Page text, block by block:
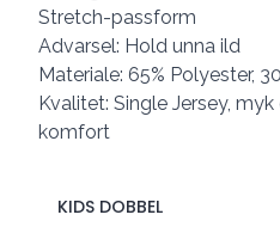
Stretch-passform
Advarsel: Hold unna ild
Materiale: 65% Polyester,
Kvalitet: Single Jersey,
komfort
KIDS DOBBEL